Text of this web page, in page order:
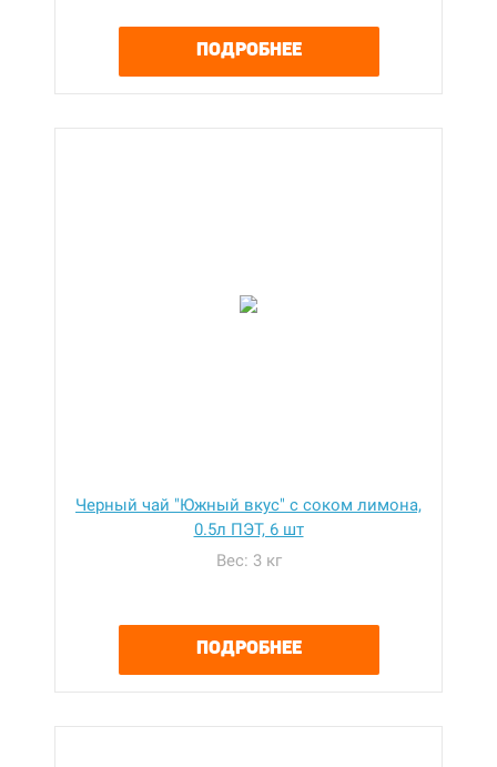
ПОДРОБНЕЕ
Черный чай "Южный вкус" с соком лимона,
0.5л ПЭТ, 6 шт
Вес: 3 кг
ПОДРОБНЕЕ